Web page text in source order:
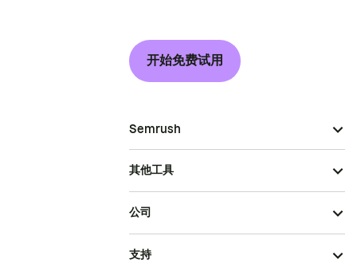
开始免费试用
Semrush
其他工具
公司
支持